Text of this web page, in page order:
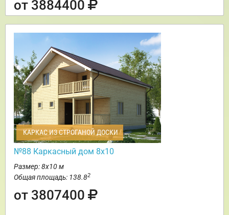
от 3884400
КАРКАС ИЗ СТРОГАНОЙ ДОСКИ
№88 Каркасный дом 8х10
Размер: 8х10 м
Общая площадь: 138.82
от 3807400